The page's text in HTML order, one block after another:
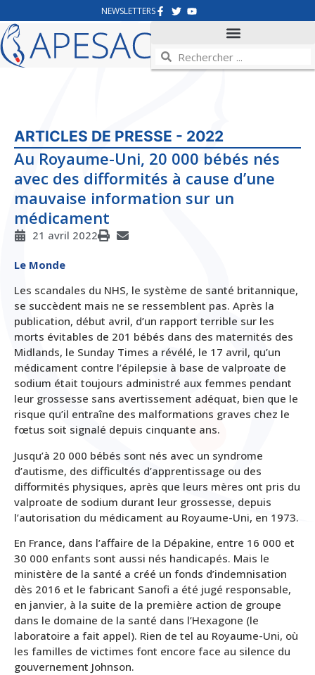
NEWSLETTERS
ARTICLES DE PRESSE - 2022
Au Royaume-Uni, 20 000 bébés nés
avec des difformités à cause d’une
mauvaise information sur un
médicament
21 avril 2022
Le Monde
Les scandales du NHS, le système de santé britannique,
se succèdent mais ne se ressemblent pas. Après la
publication, début avril, d’un rapport terrible sur les
morts évitables de 201 bébés dans des maternités des
Midlands, le Sunday Times a révélé, le 17 avril, qu’un
médicament contre l’épilepsie à base de valproate de
sodium était toujours administré aux femmes pendant
leur grossesse sans avertissement adéquat, bien que le
risque qu’il entraîne des malformations graves chez le
fœtus soit signalé depuis cinquante ans.
Jusqu’à 20 000 bébés sont nés avec un syndrome
d’autisme, des difficultés d’apprentissage ou des
difformités physiques, après que leurs mères ont pris du
valproate de sodium durant leur grossesse, depuis
l’autorisation du médicament au Royaume-Uni, en 1973.
En France, dans l’affaire de la Dépakine, entre 16 000 et
30 000 enfants sont aussi nés handicapés. Mais le
ministère de la santé a créé un fonds d’indemnisation
dès 2016 et le fabricant Sanofi a été jugé responsable,
en janvier, à la suite de la première action de groupe
dans le domaine de la santé dans l’Hexagone (le
laboratoire a fait appel). Rien de tel au Royaume-Uni, où
les familles de victimes font encore face au silence du
gouvernement Johnson.